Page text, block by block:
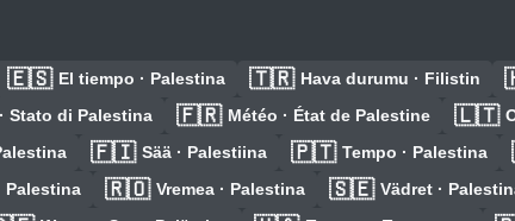
🇪🇸 El tiempo · Palestina 🇹🇷 Hava durumu · Filistin
Stato di Palestina 🇫🇷 Météo · État de Palestine 🇱🇹
🇫🇮 Sää · Palestiina 🇵🇹 Tempo · Palestina
Palestina 🇷🇴 Vremea · Palestina 🇸🇪 Vädret ·